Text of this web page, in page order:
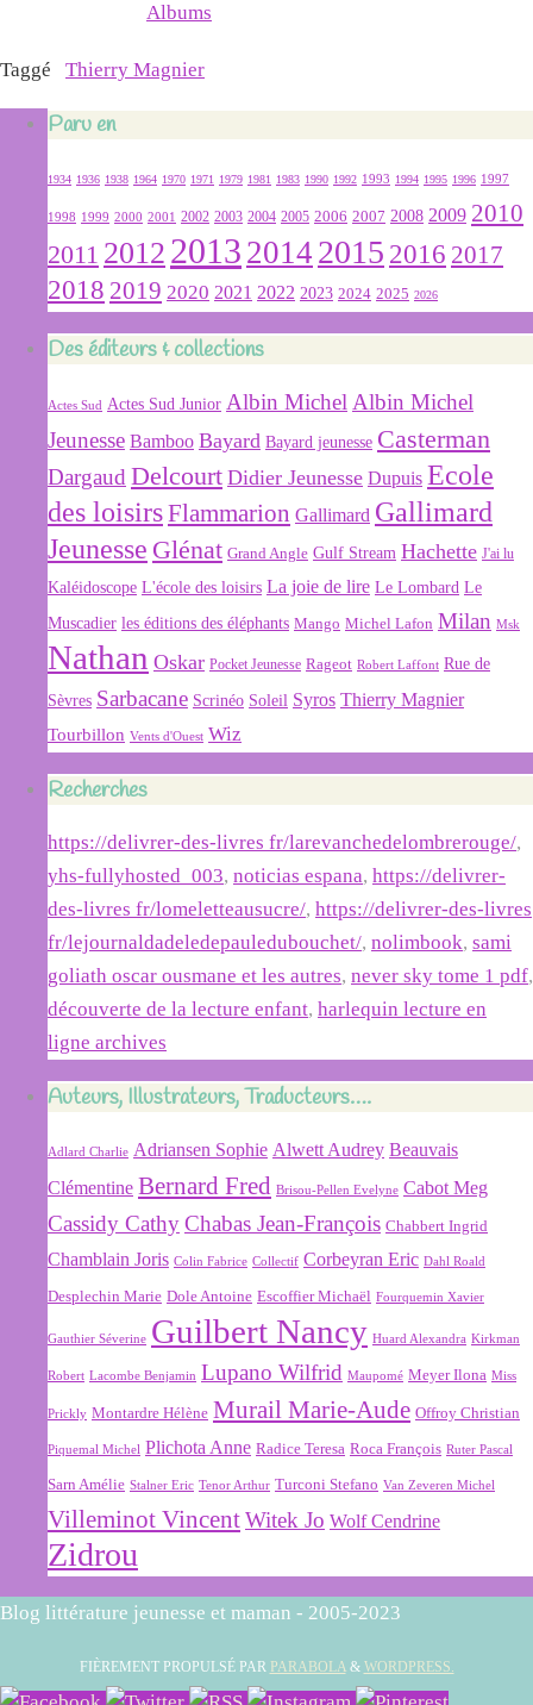
Albums
Taggé Thierry Magnier
Paru en
1934 1936 1938 1964 1970 1971 1979 1981 1983 1990 1992 1993 1994 1995 1996 1997
1998 1999 2000 2001 2002 2003 2004 2005 2006 2007 2008 2009 2010
2011 2012 2013 2014 2015 2016 2017
2018 2019 2020 2021 2022 2023 2024 2025 2026
Des éditeurs & collections
Actes Sud Actes Sud Junior Albin MichelAlbin Michel
Jeunesse Bamboo Bayard Bayard jeunesse Casterman
DargaudDelcourt Didier Jeunesse Dupuis Ecole
des loisirsFlammarion Gallimard Gallimard
Jeunesse Glénat Grand Angle Gulf Stream Hachette J'ai lu
Kaléidoscope L'école des loisirs La joie de lire Le Lombard Le
Muscadier les éditions des éléphants Mango Michel Lafon Milan Msk
Nathan Oskar Pocket Jeunesse Rageot Robert Laffont Rue de
Sèvres Sarbacane Scrinéo Soleil Syros Thierry Magnier
Tourbillon Vents d'Ouest Wiz
Recherches
https://delivrer-des-livres fr/larevanchedelombrerouge/,
yhs-fullyhosted_003, noticias espana, https://delivrer-
des-livres fr/lomeletteausucre/, https://delivrer-des-livres
fr/lejournaldadeledepauledubouchet/, nolimbook, sami
goliath oscar ousmane et les autres, never sky tome 1 pdf,
découverte de la lecture enfant, harlequin lecture en
ligne archives
Auteurs, Illustrateurs, Traducteurs….
Adlard Charlie Adriansen Sophie Alwett Audrey Beauvais
Clémentine Bernard Fred Brisou-Pellen Evelyne Cabot Meg
Cassidy CathyChabas Jean-François Chabbert Ingrid
Chamblain Joris Colin Fabrice Collectif Corbeyran Eric Dahl Roald
Desplechin Marie Dole Antoine Escoffier Michaël Fourquemin Xavier
Gauthier Séverine Guilbert Nancy Huard Alexandra Kirkman
Robert Lacombe Benjamin Lupano Wilfrid Maupomé Meyer Ilona Miss
Prickly Montardre Hélène Murail Marie-Aude Offroy Christian
Piquemal Michel Plichota Anne Radice Teresa Roca François Ruter Pascal
Sarn Amélie Stalner Eric Tenor Arthur Turconi Stefano Van Zeveren Michel
Villeminot VincentWitek Jo Wolf Cendrine
Zidrou
Blog littérature jeunesse et maman - 2005-2023
FIÈREMENT PROPULSÉ PAR PARABOLA& WORDPRESS.